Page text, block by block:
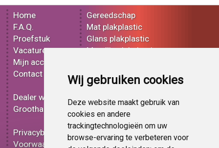
Wij gebruiken cookies
Deze website maakt gebruik van
cookies en andere
trackingtechnologieën om uw
browse-ervaring te verbeteren voor
Home
F.A.Q.
Proefstuk
Vacatures
Mijn account
Contact
Dealer worden
Groothandel
Privacybeleid
Voorwaarden
Gereedschap
Mat plakplastic
Glans plakplastic
Metallic plakplastic
Effect plakplastic
Bedrukt plakplastic
Carbon plakplastic
Lampen folie
Functionele folie
Plakplastic korting
Op bestelling